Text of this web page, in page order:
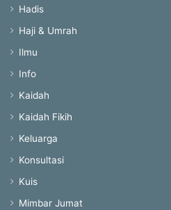
Hadis
Haji & Umrah
Ilmu
Info
Kaidah
Kaidah Fikih
Keluarga
Konsultasi
Kuis
Mimbar Jumat